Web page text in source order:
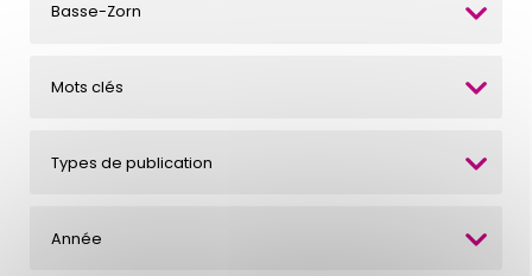
Basse-Zorn
Mots clés
Types de publication
Année